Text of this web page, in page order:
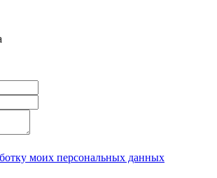
моих персональных данных